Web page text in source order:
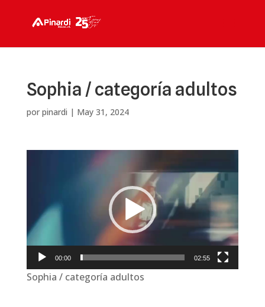
Sophia / categoría adultos
por pinardi | May 31, 2024
00:00 02:55
Sophia / categoría adultos